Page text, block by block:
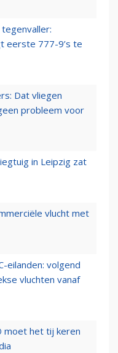
eerste 777-9’s te
Dat vliegen
probleem voor
in Leipzig zat
vlucht met
eilanden: volgend
vluchten vanaf
moet het tij keren